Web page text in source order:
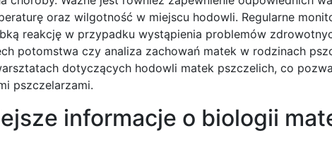
oraz wilgotność w miejscu hodowli. Regularne
reakcję w przypadku wystąpienia problemów
potomstwa czy analiza zachowań matek w rodzinach
dotyczących hodowli matek pszczelich, co
pszczelarzami.
informacje o biologii